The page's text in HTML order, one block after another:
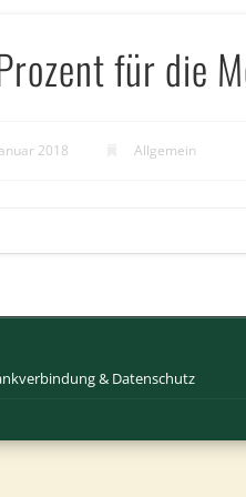
für die
2018 Allgemein
& Datenschutz